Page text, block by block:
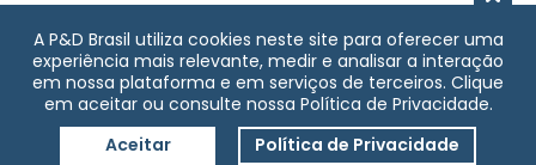
A P&D Brasil utiliza cookies neste site para oferecer uma
experiência mais relevante, medir e analisar a interação
em nossa plataforma e em serviços de terceiros. Clique
em aceitar ou consulte nossa Política de Privacidade.
Aceitar
Política de Privacidade